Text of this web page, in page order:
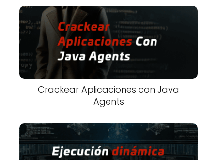
Crackear Aplicaciones con Java
Agents